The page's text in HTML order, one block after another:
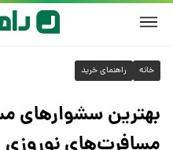
خانه راهنمای خرید
بهترین سشوارهای